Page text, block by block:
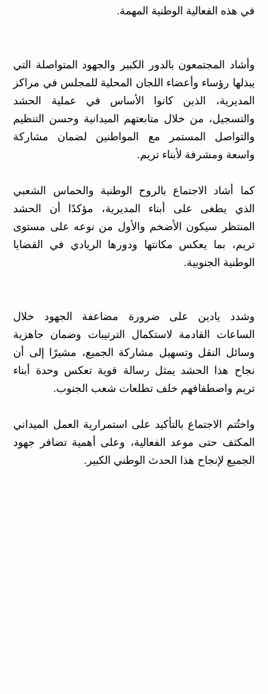
في هذه الفعالية الوطنية المهمة.
وأشاد المجتمعون بالدور الكبير والجهود المتواصلة التي
يبذلها رؤساء وأعضاء اللجان المحلية للمجلس في مراكز
المديرية، الذين كانوا الأساس في عملية الحشد
والتسجيل، من خلال متابعتهم الميدانية وحسن التنظيم
والتواصل المستمر مع المواطنين لضمان مشاركة
واسعة ومشرفة لأبناء تريم.
كما أشاد الاجتماع بالروح الوطنية والحماس الشعبي
الذي يطغى على أبناء المديرية، مؤكدًا أن الحشد
المنتظر سيكون الأضخم والأول من نوعه على مستوى
تريم، بما يعكس مكانتها ودورها الريادي في القضايا
الوطنية الجنوبية.
وشدد يادين على ضرورة مضاعفة الجهود خلال
الساعات القادمة لاستكمال الترتيبات وضمان جاهزية
وسائل النقل وتسهيل مشاركة الجميع، مشيرًا إلى أن
نجاح هذا الحشد يمثل رسالة قوية تعكس وحدة أبناء
تريم واصطفافهم خلف تطلعات شعب الجنوب.
واختُتم الاجتماع بالتأكيد على استمرارية العمل الميداني
المكثف حتى موعد الفعالية، وعلى أهمية تضافر جهود
الجميع لإنجاح هذا الحدث الوطني الكبير.